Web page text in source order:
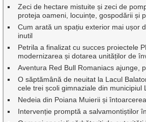
Zeci de hectare mistuite și zeci de
proteja oameni, locuințe, gospodării și
Cum arată un spațiu exterior mai ușor
inutil
Petrila a finalizat cu succes proiectele
modernizarea și dotarea unităților de
Aventura Red Bull Romaniacs ajunge,
O săptămână de neuitat la Lacul
cele trei școli gimnaziale din municipiul
Nedeia din Poiana Muierii și
Intervenție promptă a salvamontiștilor